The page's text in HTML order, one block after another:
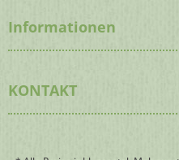
Informationen
KONTAKT